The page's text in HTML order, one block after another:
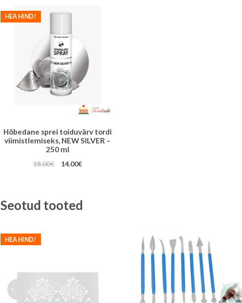
Hõbedane sprei toiduvärv tordi
viimistlemiseks, NEW SILVER –
250 ml
HEA HIND!
18.00€
Algne
14.00€Praegune
Seotud tooted
HEA HIND!